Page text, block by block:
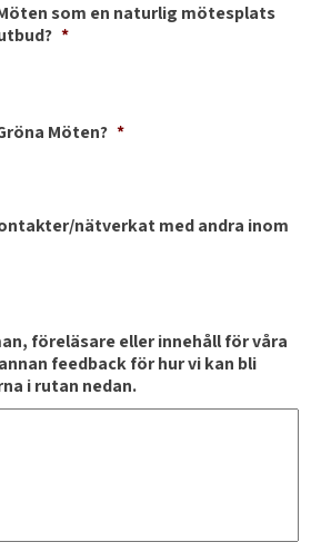
som en naturlig mötesplats
*
Möten? *
nätverkat med andra inom
föreläsare eller innehåll för våra
feedback för hur vi kan bli
i rutan nedan.